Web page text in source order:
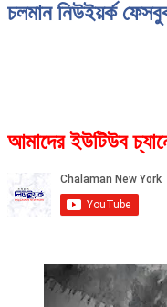
চলমান নিউইয়র্ক
আমাদের ইউটিউব